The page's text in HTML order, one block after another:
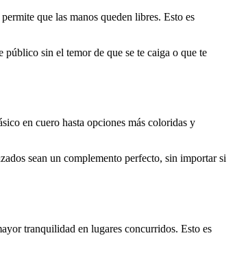
que las manos queden libres. Esto es
público sin el temor de que se te caiga o que te
en cuero hasta opciones más coloridas y
sean un complemento perfecto, sin importar si
tranquilidad en lugares concurridos. Esto es